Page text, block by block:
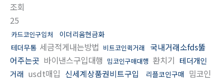
조회
25
카드코인구입처
이더리움현금화
테더무통 세금적게내는방법 비트코인퀵거래
국내거래소fds뚫
어주는곳 바이낸스구입대행 밈코인구매대행 환치기 테더개인
거래 usdt매입 신세계상품권비트구입 리플코인구매 밈코인